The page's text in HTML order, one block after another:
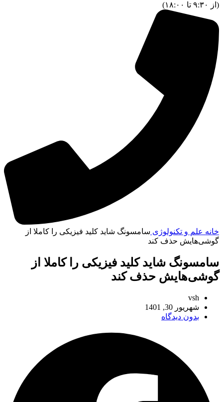
(از ۹:۳۰ تا ۱۸:۰۰)
خانه علم و تکنولوژی سامسونگ شاید کلید فیزیکی را کاملا از
گوشی‌هایش حذف کند
سامسونگ شاید کلید فیزیکی را کاملا از
گوشی‌هایش حذف کند
vsh
شهریور 30, 1401
بدون دیدگاه